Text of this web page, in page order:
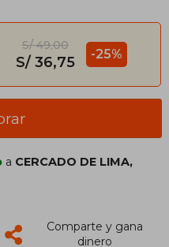
S/ 49,00
S/ 36,75 -25%
a CERCADO DE LIMA,
Comparte y gana
dinero